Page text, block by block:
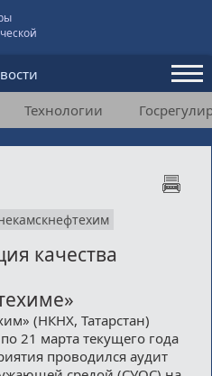
и мнения
соглашение
Технологии
качества
(НКНХ, Татарстан)
21 марта текущего года
проводился аудит